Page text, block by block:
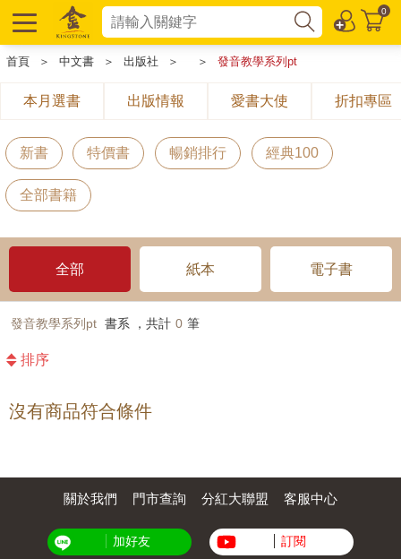
0
首頁 ＞ 中文書 ＞ 出版社 ＞ ＞ 發音教學系列pt
本月選書 出版情報 愛書大使 折扣專區
新書 特價書 暢銷排行 經典100
全部書籍
全部 紙本 電子書
發音教學系列pt 書系 ，共計 0 筆
排序
沒有商品符合條件
關於我們 門市查詢 分紅大聯盟 客服中心
加好友 訂閱